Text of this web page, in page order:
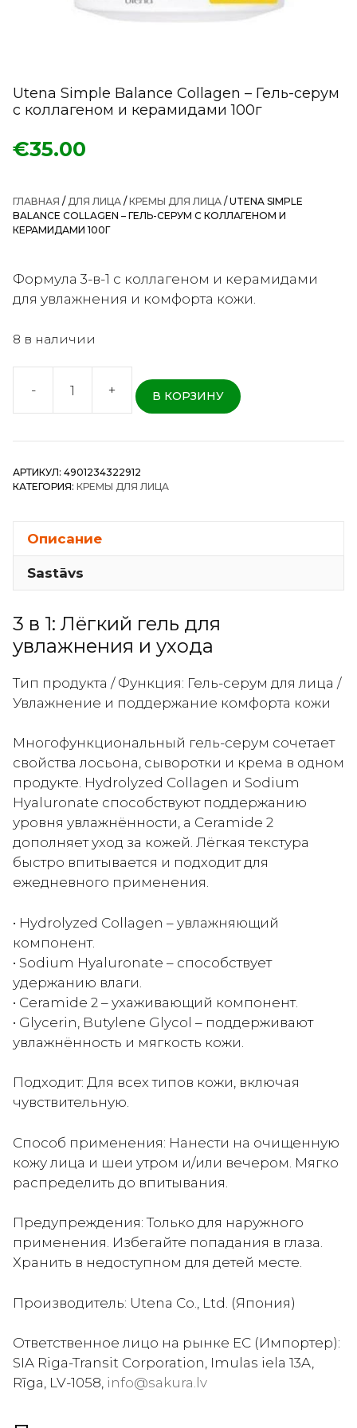
Utena Simple Balance Collagen – Гель-серум
с коллагеном и керамидами 100г
€35.00
ГЛАВНАЯ / ДЛЯ ЛИЦА / КРЕМЫ ДЛЯ ЛИЦА / UTENA SIMPLE
BALANCE COLLAGEN – ГЕЛЬ-СЕРУМ С КОЛЛАГЕНОМ И
КЕРАМИДАМИ 100Г
Формула 3-в-1 с коллагеном и керамидами
для увлажнения и комфорта кожи.
8 в наличии
-
Количество
товара
Utena
Balance
серум
и
керамидами
100г
+ В КОРЗИНУ
АРТИКУЛ: 4901234322912
КАТЕГОРИЯ: КРЕМЫ ДЛЯ ЛИЦА
Описание
Sastāvs
3 в 1: Лёгкий гель для
увлажнения и ухода
Тип продукта / Функция: Гель-серум для лица /
Увлажнение и поддержание комфорта кожи
Многофункциональный гель-серум сочетает
свойства лосьона, сыворотки и крема в одном
продукте. Hydrolyzed Collagen и Sodium
Hyaluronate способствуют поддержанию
уровня увлажнённости, а Ceramide 2
дополняет уход за кожей. Лёгкая текстура
быстро впитывается и подходит для
ежедневного применения.
• Hydrolyzed Collagen – увлажняющий
компонент.
• Sodium Hyaluronate – способствует
удержанию влаги.
• Ceramide 2 – ухаживающий компонент.
• Glycerin, Butylene Glycol – поддерживают
увлажнённость и мягкость кожи.
Подходит: Для всех типов кожи, включая
чувствительную.
Способ применения: Нанести на очищенную
кожу лица и шеи утром и/или вечером. Мягко
распределить до впитывания.
Предупреждения: Только для наружного
применения. Избегайте попадания в глаза.
Хранить в недоступном для детей месте.
Производитель: Utena Co., Ltd. (Япония)
Ответственное лицо на рынке ЕС (Импортер):
SIA Riga-Transit Corporation, Imulas iela 13A,
Rīga, LV-1058, info@sakura.lv